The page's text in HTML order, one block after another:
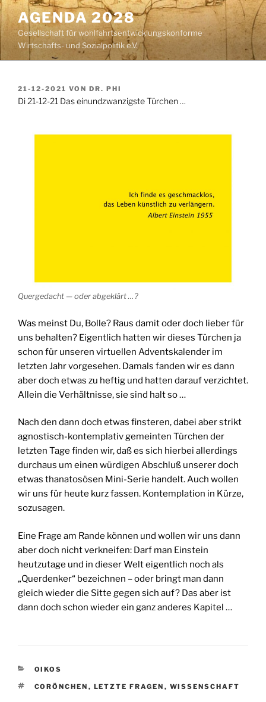
Zum
Inhalt
springen
AGENDA 2028
Gesellschaft für wohlfahrtsentwicklungskonforme
Wirtschafts- und Sozialpolitik e.V.
VERÖFFENTLICHT
AM
21-12-2021 VON DR. PHI
Di 21-12-21 Das einundzwanzigste Türchen …
Quergedacht — oder abgeklärt …?
Was meinst Du, Bolle? Raus damit oder doch lieber für
uns behalten? Eigentlich hatten wir dieses Türchen ja
schon für unseren virtuellen Adventskalender im
letzten Jahr vorgesehen. Damals fanden wir es dann
aber doch etwas zu heftig und hatten darauf verzichtet.
Allein die Verhältnisse, sie sind halt so …
Nach den dann doch etwas finsteren, dabei aber strikt
agnostisch-kontemplativ gemeinten Türchen der
letzten Tage finden wir, daß es sich hierbei allerdings
durchaus um einen würdigen Abschluß unserer doch
etwas thanatosösen Mini-Serie handelt. Auch wollen
wir uns für heute kurz fassen. Kontemplation in Kürze,
sozusagen.
Eine Frage am Rande können und wollen wir uns dann
aber doch nicht verkneifen: Darf man Einstein
heutzutage und in dieser Welt eigentlich noch als
„Querdenker“ bezeichnen – oder bringt man dann
gleich wieder die Sitte gegen sich auf? Das aber ist
dann doch schon wieder ein ganz anderes Kapitel …
KATEGORIEN
OIKOS
SCHLAGWÖRTER
CORÖNCHEN , LETZTE FRAGEN , WISSENSCHAFT